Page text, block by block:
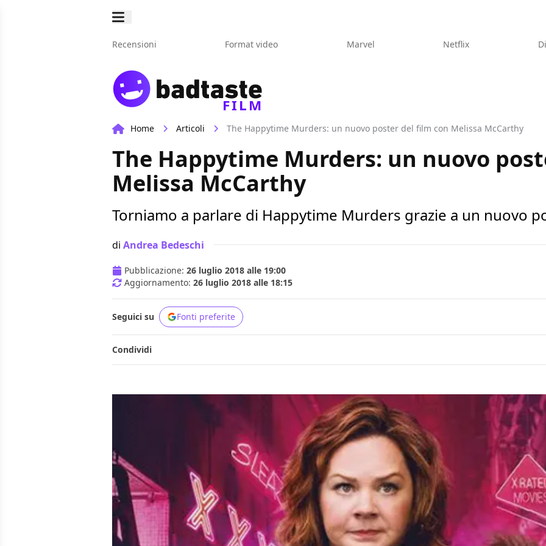
Recensioni Format video Marvel Netflix
FILM
Home Articoli The Happytime Murders: un nuovo poster del film con Melissa McCarthy
The Happytime Murders: un nuovo
Melissa McCarthy
Torniamo a parlare di Happytime Murders grazie a un nuovo
di Andrea Bedeschi
Pubblicazione: 26 luglio 2018 alle 19:00
Aggiornamento: 26 luglio 2018 alle 18:15
Seguici su Fonti preferite
Condividi